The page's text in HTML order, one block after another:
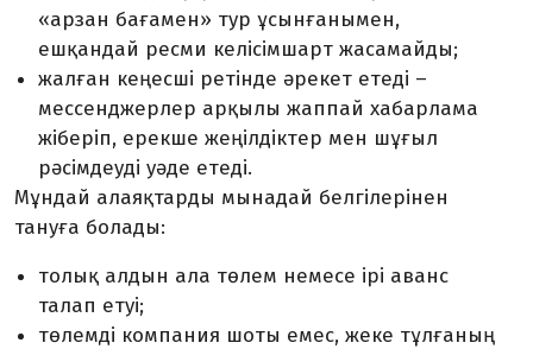
«арзан бағамен» тур ұсынғанымен,
ешқандай ресми келісімшарт жасамайды;
жалған кеңесші ретінде әрекет етеді –
мессенджерлер арқылы жаппай хабарлама
жіберіп, ерекше жеңілдіктер мен шұғыл
рәсімдеуді уәде етеді.
Мұндай алаяқтарды мынадай белгілерінен
тануға болады:
толық алдын ала төлем немесе ірі аванс
талап етуі;
төлемді компания шоты емес, жеке тұлғаның